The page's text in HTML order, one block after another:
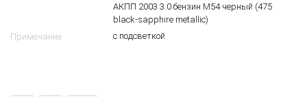
АКПП 2003 3.0 бензин M54 черный (475
black-sapphire metallic)
Примечание
с подсветкой